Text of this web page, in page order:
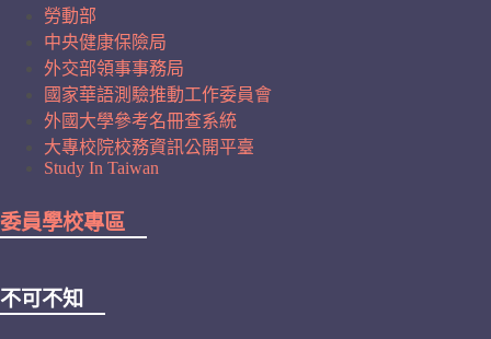
勞動部
中央健康保險局
外交部領事事務局
國家華語測驗推動工作委員會
外國大學參考名冊查系統
大專校院校務資訊公開平臺
Study In Taiwan
委員學校專區
不可不知